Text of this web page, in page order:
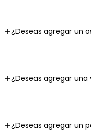
¿Deseas agregar un
¿Deseas agregar una
¿Deseas agregar un